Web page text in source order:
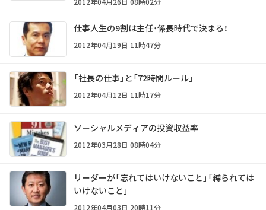
仕事人生の9割は主任・係長時代で決まる！
2012年04月19日 11時47分
「社長の仕事」と「72時間ルール」
2012年04月12日 11時17分
ソーシャルメディアの投資収益率
2012年03月28日 08時04分
リーダーが「忘れてはいけないこと」「縛られては
いけないこと」
2012年04月03日 20時11分